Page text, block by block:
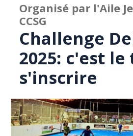
Organisé par l'Aile
CCSG
Challenge
2025: c'est
s'inscrire